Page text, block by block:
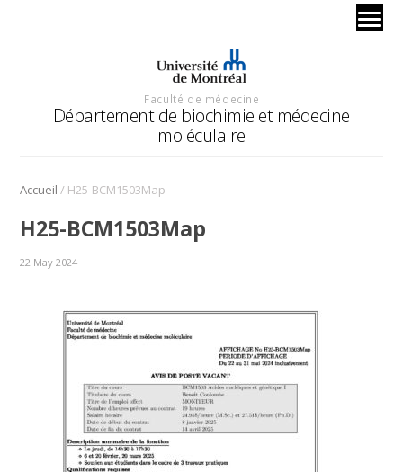
Faculté de médecine
Département de biochimie et médecine
moléculaire
Accueil / H25-BCM1503Map
H25-BCM1503Map
22 May 2024